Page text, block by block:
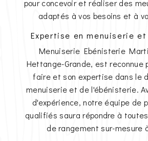
pour concevoir et réaliser des
adaptés à vos besoins et à
Expertise en menuiserie
Menuiserie Ebénisterie
Hettange-Grande, est reconnue
faire et son expertise dans le
menuiserie et de l'ébénisterie.
d'expérience, notre équipe de
qualifiés saura répondre à
de rangement sur-mesure